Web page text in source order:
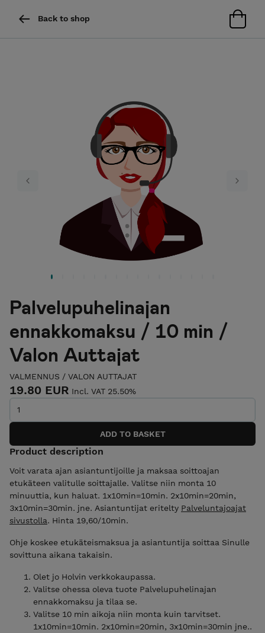
Back to shop
Previous Next
Palvelupuhelinajan
ennakkomaksu / 10 min /
Valon Auttajat
VALMENNUS / VALON AUTTAJAT
19.80 EUR Incl. VAT 25.50%
Product description
Voit varata ajan asiantuntijoille ja maksaa soittoajan
etukäteen valitulle soittajalle. Valitse niin monta 10
minuuttia, kun haluat. 1x10min=10min. 2x10min=20min,
3x10min=30min. jne. Asiantuntijat eritelty Palveluntajoajat
sivustolla. Hinta 19,60/10min.
Ohje koskee etukäteismaksua ja asiantuntija soittaa Sinulle
sovittuna aikana takaisin.
Olet jo Holvin verkkokaupassa.
Valitse ohessa oleva tuote Palvelupuhelinajan
ennakkomaksu ja tilaa se.
Valitse 10 min aikoja niin monta kuin tarvitset.
1x10min=10min. 2x10min=20min, 3x10min=30min jne..